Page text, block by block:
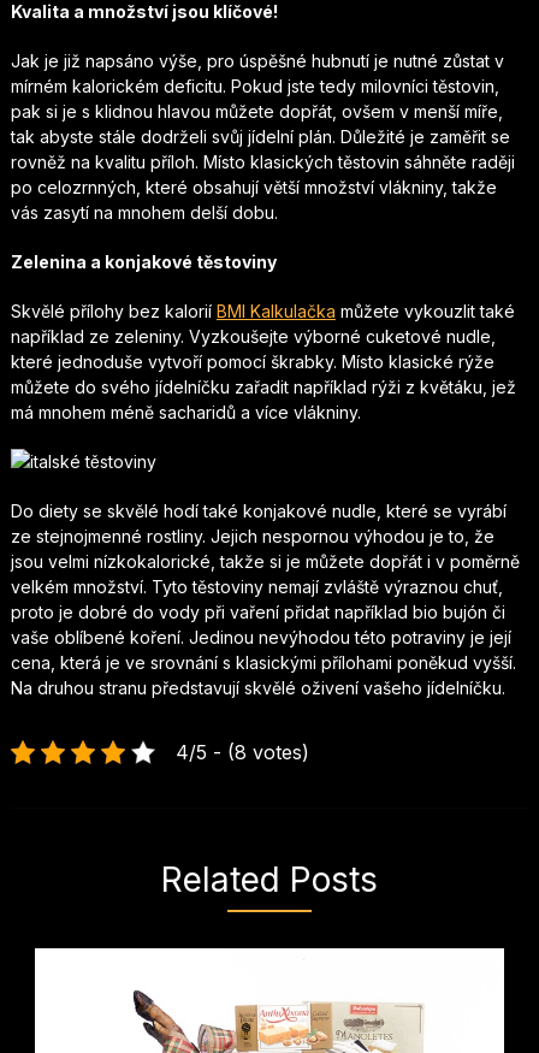
Kvalita a množství jsou klíčové!
Jak je již napsáno výše, pro úspěšné hubnutí je nutné zůstat v
mírném kalorickém deficitu. Pokud jste tedy milovníci těstovin,
pak si je s klidnou hlavou můžete dopřát, ovšem v menší míře,
tak abyste stále dodrželi svůj jídelní plán. Důležité je zaměřit se
rovněž na kvalitu příloh. Místo klasických těstovin sáhněte raději
po celozrnných, které obsahují větší množství vlákniny, takže
vás zasytí na mnohem delší dobu.
Zelenina a konjakové těstoviny
Skvělé přílohy bez kalorií BMI Kalkulačka můžete vykouzlit také
například ze zeleniny. Vyzkoušejte výborné cuketové nudle,
které jednoduše vytvoří pomocí škrabky. Místo klasické rýže
můžete do svého jídelníčku zařadit například rýži z květáku, jež
má mnohem méně sacharidů a více vlákniny.
Do diety se skvělé hodí také konjakové nudle, které se vyrábí
ze stejnojmenné rostliny. Jejich nespornou výhodou je to, že
jsou velmi nízkokalorické, takže si je můžete dopřát i v poměrně
velkém množství. Tyto těstoviny nemají zvláště výraznou chuť,
proto je dobré do vody při vaření přidat například bio bujón či
vaše oblíbené koření. Jedinou nevýhodou této potraviny je její
cena, která je ve srovnání s klasickými přílohami poněkud vyšší.
Na druhou stranu představují skvělé oživení vašeho jídelníčku.
4/5 - (8 votes)
Related Posts